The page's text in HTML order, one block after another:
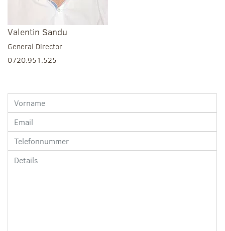
Valentin Sandu
General Director
0720.951.525